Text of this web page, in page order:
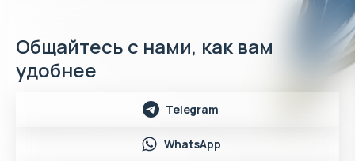
Общайтесь с нами, как вам
удобнее
Telegram
WhatsApp